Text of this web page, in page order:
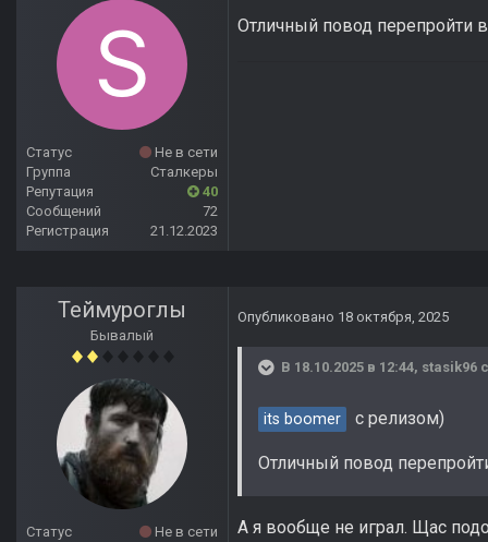
Статус
Не в сети
Группа
Сталкеры
Репутация
40
Сообщений
72
Регистрация
21.12.2023
Отличный повод перепройти
Теймуроглы
Бывалый
Статус
Не в сети
Опубликовано 18 октября, 2025
В 18.10.2025 в 12:44, stasik96
its boomer с релизом)
Отличный повод
А я вообще не играл. Щас